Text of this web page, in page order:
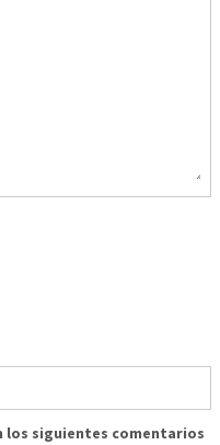
los siguientes comentarios